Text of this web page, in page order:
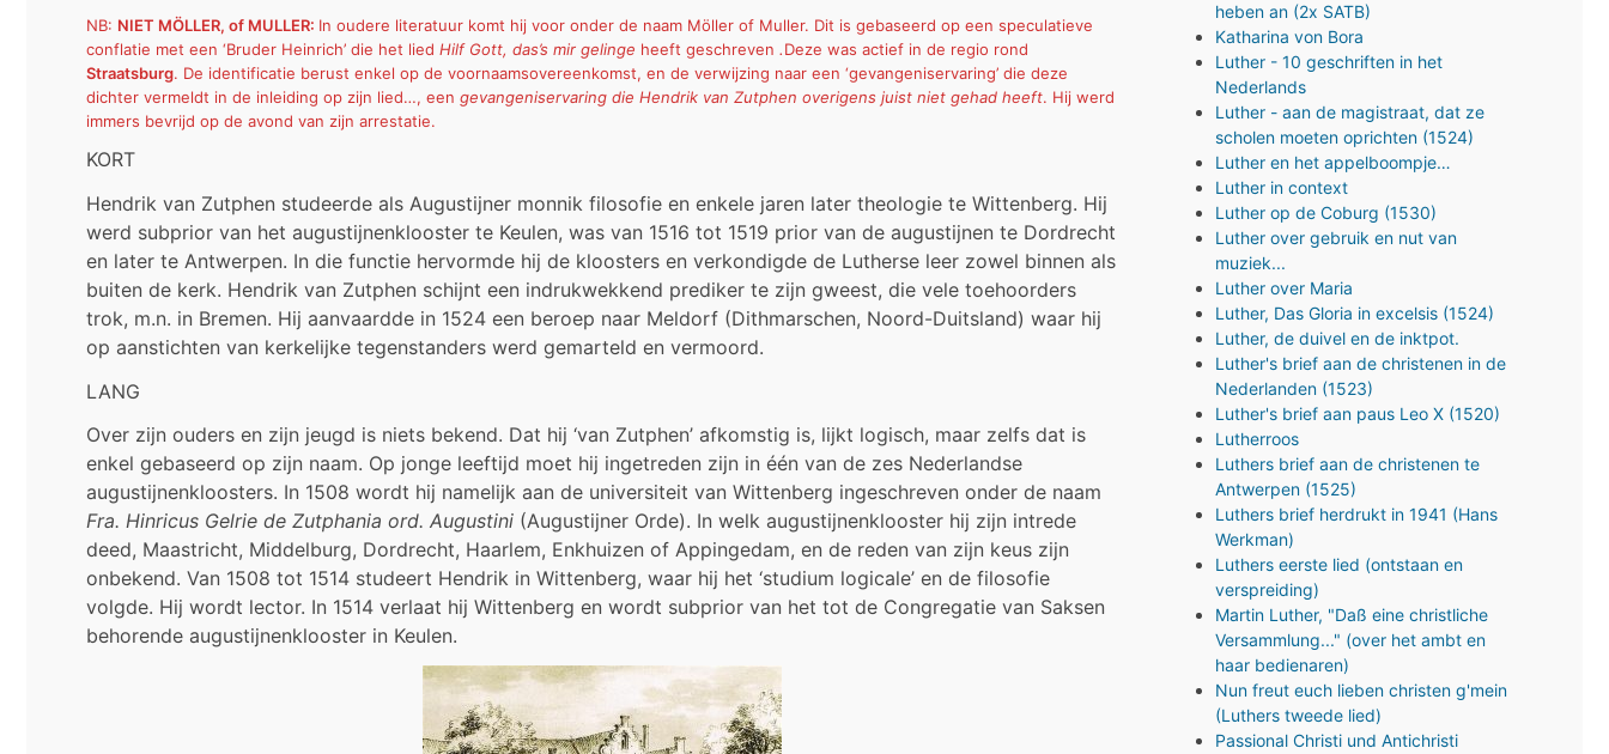
NB: NIET MÖLLER, of MULLER: In oudere literatuur komt hij voor onder de naam Möller of Muller. Dit is gebaseerd op een speculatieve
conflatie met een ‘Bruder Heinrich’ die het lied Hilf Gott, das’s mir gelinge heeft geschreven .Deze was actief in de regio rond
Straatsburg. De identificatie berust enkel op de voornaamsovereenkomst, en de verwijzing naar een ‘gevangeniservaring’ die deze
dichter vermeldt in de inleiding op zijn lied…, een gevangeniservaring die Hendrik van Zutphen overigens juist niet gehad heeft. Hij werd
immers bevrijd op de avond van zijn arrestatie.
KORT
Hendrik van Zutphen studeerde als Augustijner monnik filosofie en enkele jaren later theologie te Wittenberg. Hij
werd subprior van het augustijnenklooster te Keulen, was van 1516 tot 1519 prior van de augustijnen te Dordrecht
en later te Antwerpen. In die functie hervormde hij de kloosters en verkondigde de Lutherse leer zowel binnen als
buiten de kerk. Hendrik van Zutphen schijnt een indrukwekkend prediker te zijn gweest, die vele toehoorders
trok, m.n. in Bremen. Hij aanvaardde in 1524 een beroep naar Meldorf (Dithmarschen, Noord-Duitsland) waar hij
op aanstichten van kerkelijke tegenstanders werd gemarteld en vermoord.
LANG
Over zijn ouders en zijn jeugd is niets bekend. Dat hij ‘van Zutphen’ afkomstig is, lijkt logisch, maar zelfs dat is
enkel gebaseerd op zijn naam. Op jonge leeftijd moet hij ingetreden zijn in één van de zes Nederlandse
augustijnenkloosters. In 1508 wordt hij namelijk aan de universiteit van Wittenberg ingeschreven onder de naam
Fra. Hinricus Gelrie de Zutphania ord. Augustini (Augustijner Orde). In welk augustijnenklooster hij zijn intrede
deed, Maastricht, Middelburg, Dordrecht, Haarlem, Enkhuizen of Appingedam, en de reden van zijn keus zijn
onbekend. Van 1508 tot 1514 studeert Hendrik in Wittenberg, waar hij het ‘studium logicale’ en de filosofie
volgde. Hij wordt lector. In 1514 verlaat hij Wittenberg en wordt subprior van het tot de Congregatie van Saksen
behorende augustijnenklooster in Keulen.
heben an (2x SATB)
Katharina von Bora
Luther - 10 geschriften in het
Nederlands
Luther - aan de magistraat, dat ze
scholen moeten oprichten (1524)
Luther en het appelboompje…
Luther in context
Luther op de Coburg (1530)
Luther over gebruik en nut van
muziek...
Luther over Maria
Luther, Das Gloria in excelsis (1524)
Luther, de duivel en de inktpot.
Luther's brief aan de christenen in de
Nederlanden (1523)
Luther's brief aan paus Leo X (1520)
Lutherroos
Luthers brief aan de christenen te
Antwerpen (1525)
Luthers brief herdrukt in 1941 (Hans
Werkman)
Luthers eerste lied (ontstaan en
verspreiding)
Martin Luther, "Daß eine christliche
Versammlung..." (over het ambt en
haar bedienaren)
Nun freut euch lieben christen g'mein
(Luthers tweede lied)
Passional Christi und Antichristi